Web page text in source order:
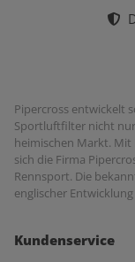
Pipercross entwickelt
Sportluftfilter nicht
heimischen Markt.
sich die Firma
Rennsport. Die
englischer
Kundenservice